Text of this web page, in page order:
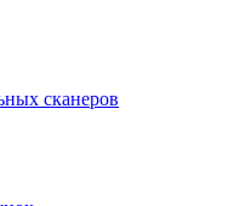
сканеров